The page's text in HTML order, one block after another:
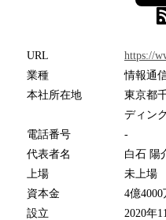
URL
https://
業種
情報通
本社所在地
東京都
ディン
電話番号
-
代表者名
白石 陽
上場
未上場
資本金
4億4000
設立
2020年